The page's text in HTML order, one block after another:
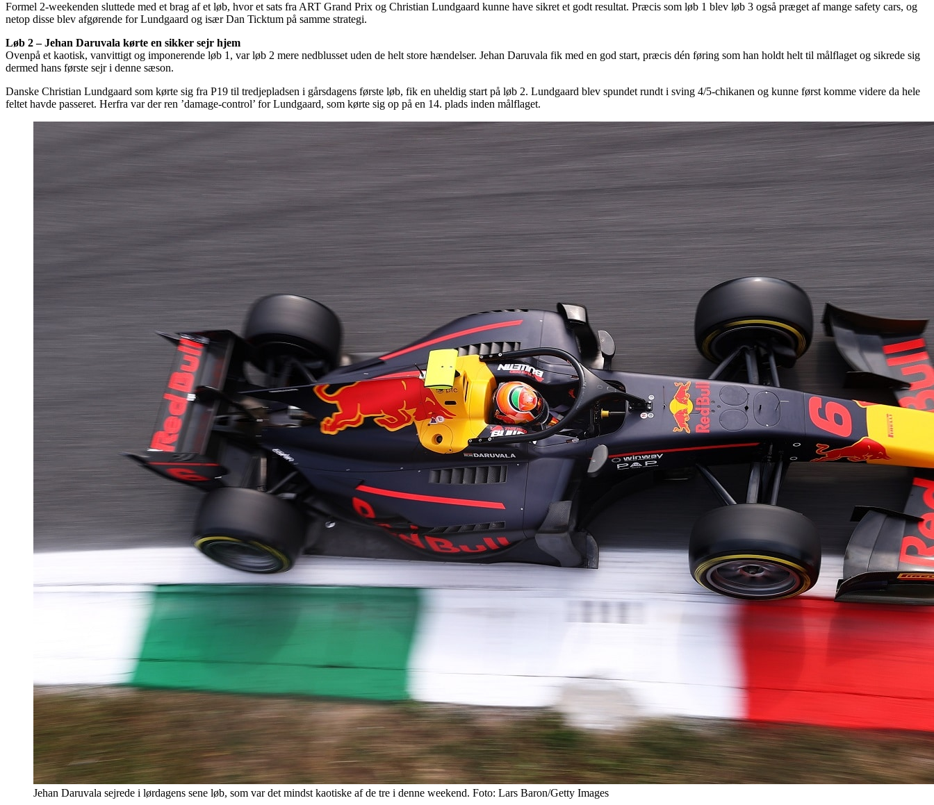
Formel 2-weekenden sluttede med et brag af et løb, hvor et sats fra ART Grand Prix og Christian Lundgaard kunne have sikret et godt resultat. Præcis som løb 1 blev løb 3 også præget af mange safety cars, og
netop disse blev afgørende for Lundgaard og især Dan Ticktum på samme strategi.
Løb 2 – Jehan Daruvala kørte en sikker sejr hjem
Ovenpå et kaotisk, vanvittigt og imponerende løb 1, var løb 2 mere nedblusset uden de helt store hændelser. Jehan Daruvala fik med en god start, præcis dén føring som han holdt helt til målflaget og sikrede sig
dermed hans første sejr i denne sæson.
Danske Christian Lundgaard som kørte sig fra P19 til tredjepladsen i gårsdagens første løb, fik en uheldig start på løb 2. Lundgaard blev spundet rundt i sving 4/5-chikanen og kunne først komme videre da hele
feltet havde passeret. Herfra var der ren ’damage-control’ for Lundgaard, som kørte sig op på en 14. plads inden målflaget.
Jehan Daruvala sejrede i lørdagens sene løb, som var det mindst kaotiske af de tre i denne weekend. Foto: Lars Baron/Getty Images